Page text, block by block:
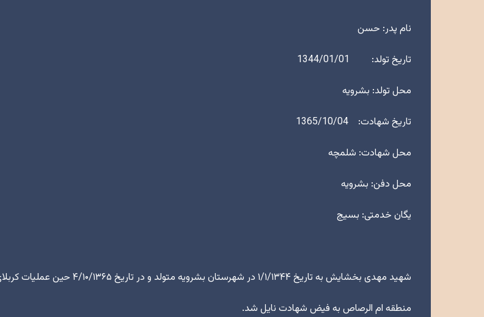
نام پدر: حسن
تاریخ تولد: 1344/01/01
محل تولد: بشرویه
تاریخ شهادت: 1365/10/04
محل شهادت: شلمچه
محل دفن: بشرویه
یگان خدمتی: بسیج
شهید مهدی بخشایش به تاریخ ۱/۱/۱۳۴۴ در شهرستان بشرویه متولد و در تاریخ ۴/۱۰/۱۳۶۵ حین عملیات کربلای۴ در
منطقه ام الرصاص به فیض شهادت نایل شد.